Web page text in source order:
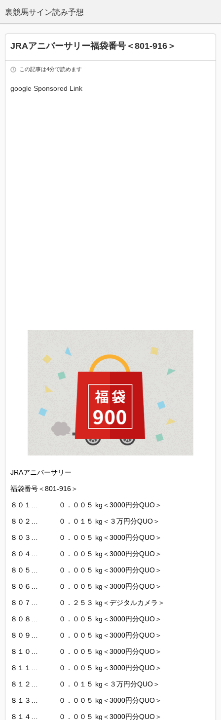
JRAアニバーサリー福袋番号＜801-916＞
この記事は4分で読めます
google Sponsored Link
JRAアニバーサリー
福袋番号＜801-916＞
８０１… ０．００５ kg＜3000円分QUO＞
８０２… ０．０１５ kg＜３万円分QUO＞
８０３… ０．００５ kg＜3000円分QUO＞
８０４… ０．００５ kg＜3000円分QUO＞
８０５… ０．００５ kg＜3000円分QUO＞
８０６… ０．００５ kg＜3000円分QUO＞
８０７… ０．２５３ kg＜デジタルカメラ＞
８０８… ０．００５ kg＜3000円分QUO＞
８０９… ０．００５ kg＜3000円分QUO＞
８１０… ０．００５ kg＜3000円分QUO＞
８１１… ０．００５ kg＜3000円分QUO＞
８１２… ０．０１５ kg＜３万円分QUO＞
８１３… ０．００５ kg＜3000円分QUO＞
８１４… ０．００５ kg＜3000円分QUO＞